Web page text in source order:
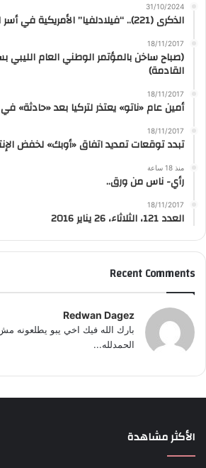
31/10/2024
الذكرى (221).. “فيلادلفيا” الأمريكية في أسر البحارة الطرابلسيين
18/11/2017
(صباح ساخن بالمؤتمر الوطني العام الليبي
القادمة)
18/11/2017
أمين عام «ناتو» يعتذر لتركيا بعد «حادثة» في
18/11/2017
تبدد توقعات تمديد اتفاق «أوبك» لخفض
منذ 18 ساعة
رأي- ناس من ورق..
18/11/2017
العدد 121، الثلاثاء، 26 يناير 2016
Recent Comments
Redwan Dagez
بارك الله فيك اخي يبو يطلعونه مش
الحمدلله...
الأكثر مشاهدة